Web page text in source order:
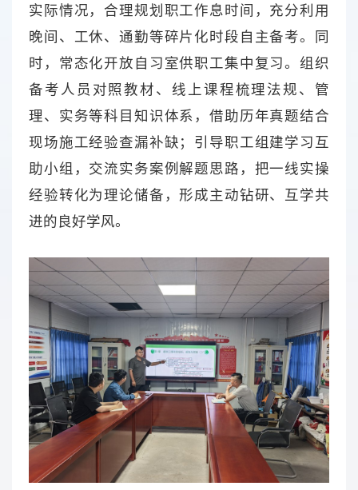
实际情况，合理规划职工作息时间，充分利用
晚间、工休、通勤等碎片化时段自主备考。同
时，常态化开放自习室供职工集中复习。组织
备考人员对照教材、线上课程梳理法规、管
理、实务等科目知识体系，借助历年真题结合
现场施工经验查漏补缺；引导职工组建学习互
助小组，交流实务案例解题思路，把一线实操
经验转化为理论储备，形成主动钻研、互学共
进的良好学风。